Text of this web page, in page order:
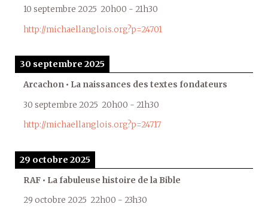
10 septembre 2025 20h00 - 21h30
http://michaellanglois.org?p=24701
30 septembre 2025
Arcachon • La naissances des textes fondateurs
30 septembre 2025 20h00 - 21h30
http://michaellanglois.org?p=24717
29 octobre 2025
RAF • La fabuleuse histoire de la Bible
29 octobre 2025 22h00 - 23h30